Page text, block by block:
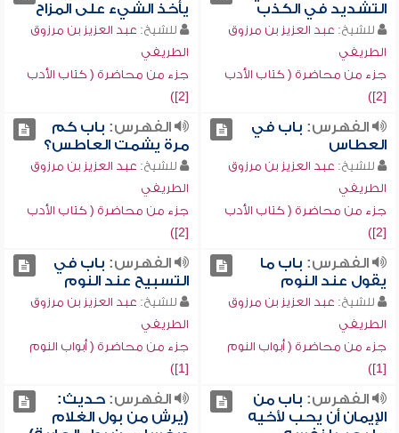
التشديد في الكذب
للشيخ: عبد العزيز بن مرزوق
الطريفي
جزء من محاضرة ( كتاب الأدب
[2])
يأخذ الشيء على المزاح
للشيخ: عبد العزيز بن مرزوق
الطريفي
جزء من محاضرة ( كتاب الأدب
[2])
الفهرس: باب في
العطاس
للشيخ: عبد العزيز بن مرزوق
الطريفي
جزء من محاضرة ( كتاب الأدب
[2])
الفهرس: باب كم
مرة يشمت العاطس؟
للشيخ: عبد العزيز بن مرزوق
الطريفي
جزء من محاضرة ( كتاب الأدب
[2])
الفهرس: باب ما
يقول عند النوم
للشيخ: عبد العزيز بن مرزوق
الطريفي
جزء من محاضرة ( أبواب النوم
[1])
الفهرس: باب في
التسبيح عند النوم
للشيخ: عبد العزيز بن مرزوق
الطريفي
جزء من محاضرة ( أبواب النوم
[1])
الفهرس: باب من
الإيمان أن يحب لأخيه
الفهرس:حديث:
(يرش من بول الغلام